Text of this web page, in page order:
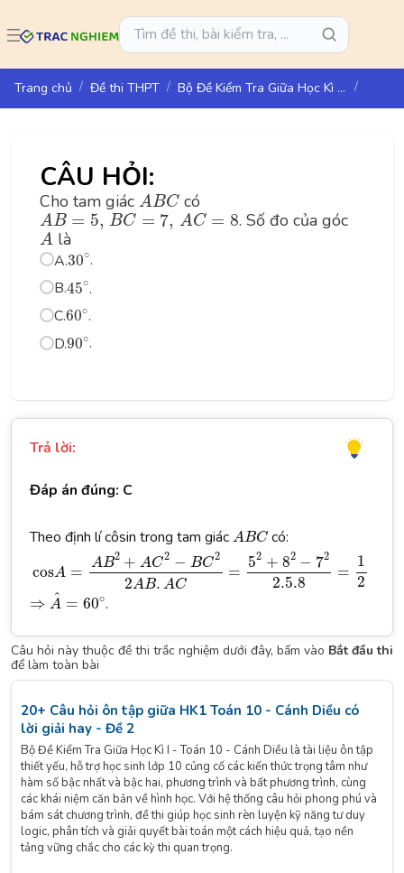
Trang chủ Đề thi THPT Bộ Đề Kiểm Tra Giữa Học Kì I - Toán 10 - Cánh Diều
CÂU HỎI:
Cho tam giác ABC
ABCcó
AB = 5, BC = 7, AC = 8
AB=5,BC=7,AC=8 . Số đo của góc
A
A là
A.30∘
30∘.
B.45∘
45∘.
C.60∘
60∘.
D.90∘
90∘.
Trả lời:
Đáp án đúng: C
Theo định lí côsin trong tam giác ABC
A BCcó:
cosA = AB2 + AC2 − BC2
2AB. AC
=
52 + 82 − 72
2.5.8
=
1
2
A 2 +A − BC 2AB.A =52 82 22.5.8 =
⇒ ^
A = 60∘
^ 60∘
.
Câu hỏi này thuộc đề thi trắc nghiệm dưới đây, bấm vào Bắt đầu thi
để làm toàn bài
20+ Câu hỏi ôn tập giữa HK1 Toán 10 - Cánh Diều có
lời giải hay - Đề 2
Bộ Đề Kiểm Tra Giữa Học Kì I - Toán 10 - Cánh Diều là tài liệu ôn tập
thiết yếu, hỗ trợ học sinh lớp 10 củng cố các kiến thức trọng tâm như
hàm số bậc nhất và bậc hai, phương trình và bất phương trình, cùng
các khái niệm căn bản về hình học. Với hệ thống câu hỏi phong phú và
bám sát chương trình, đề thi giúp học sinh rèn luyện kỹ năng tư duy
logic, phân tích và giải quyết bài toán một cách hiệu quả, tạo nền
tảng vững chắc cho các kỳ thi quan trọng.